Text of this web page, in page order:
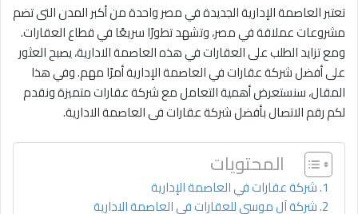
تعتبر العاصمة الإدارية الجديدة في مصر واحدة من أكبر المدن التى تضم
مشروعات عملاقة في مصر، وتشهد تطورًا سريعًا في قطاع العقارات.
ومع تزايد الطلب على العقارات في هذه العاصمة الادارية، يصبح العثور
على أفضل شركة عقارات في العاصمة الإدارية أمرًا مهم. وفي هذا
المقال، سنستعرض أهمية التعامل مع شركة عقارات متميزة ونقدم
لكم رقم الاتصال بأفضل شركة عقارات فى العاصمة الادارية.
المحتويات
شركة عقارات في العاصمة الإدارية
شركة آل موسى للعقارات فى العاصمة الادارية